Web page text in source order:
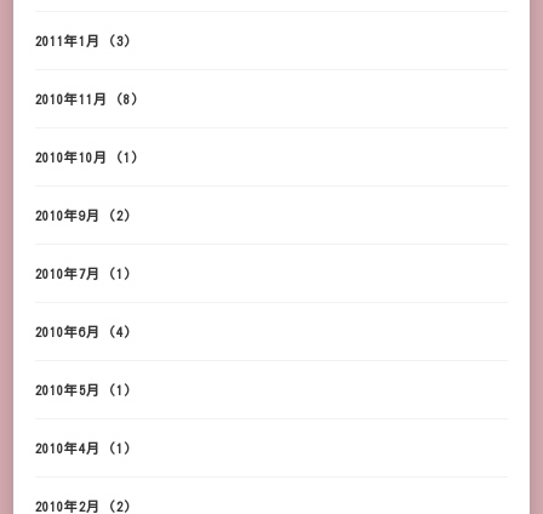
2011年1月 (3)
2010年11月 (8)
2010年10月 (1)
2010年9月 (2)
2010年7月 (1)
2010年6月 (4)
2010年5月 (1)
2010年4月 (1)
2010年2月 (2)